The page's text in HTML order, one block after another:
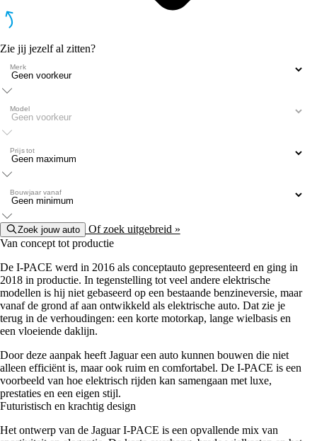
Zie jij jezelf al zitten?
Merk
Model
Prijs tot
Bouwjaar vanaf
Zoek jouw auto
Of zoek uitgebreid »
Van concept tot productie
De I-PACE werd in 2016 als conceptauto gepresenteerd en ging in
2018 in productie. In tegenstelling tot veel andere elektrische
modellen is hij niet gebaseerd op een bestaande benzineversie, maar
vanaf de grond af aan ontwikkeld als elektrische auto. Dat zie je
terug in de verhoudingen: een korte motorkap, lange wielbasis en
een vloeiende daklijn.
Door deze aanpak heeft Jaguar een auto kunnen bouwen die niet
alleen efficiënt is, maar ook ruim en comfortabel. De I-PACE is een
voorbeeld van hoe elektrisch rijden kan samengaan met luxe,
prestaties en een eigen stijl.
Futuristisch en krachtig design
Het ontwerp van de Jaguar I-PACE is een opvallende mix van